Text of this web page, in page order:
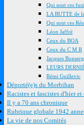
Qui sont ces
LA BUTTE de
Qui sont ces
Léon Jaffré
Ceux du BOA
Ceux du C M R
Jacques
LEURS
Rémi Guillevic
Déporté(e)s du Morbihan
Racistes et fascistes d'hier
Il y a 70 ans chronique
Rubrique globale 1942
La vie de nos Comités